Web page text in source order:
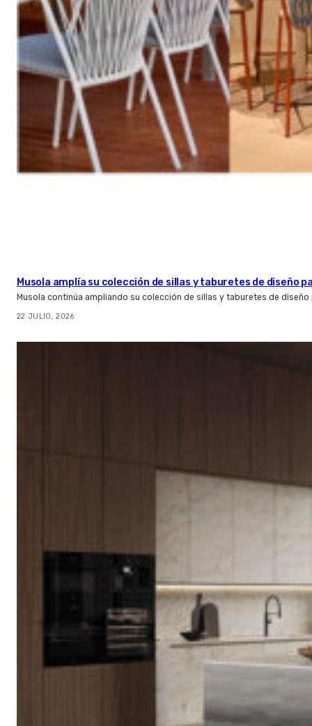
Musola amplía su colección de sillas y taburetes de diseño
Musola continúa ampliando su colección de sillas y taburetes de
22 JULIO, 2026